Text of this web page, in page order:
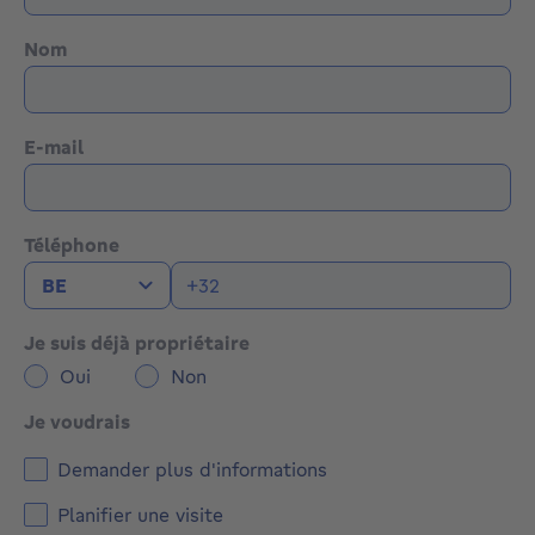
supplémentaires. Le chauffage et les compteurs de
séparés.
AVERTISSEMENT : Certaines des images de cette
présentation ont été générées par l'IA pour illustrer
le potentiel de la prop
Nom
E-mail
Téléphone
Je suis déjà propriétaire
Oui
Non
Je voudrais
Demander plus d'informations
Planifier une visite